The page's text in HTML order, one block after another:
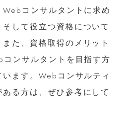
コンサルタントに求め
して役立つ資格について
た、資格取得のメリット
ンサルタントを目指す方
ます。Webコンサルティ
る方は、ぜひ参考にして